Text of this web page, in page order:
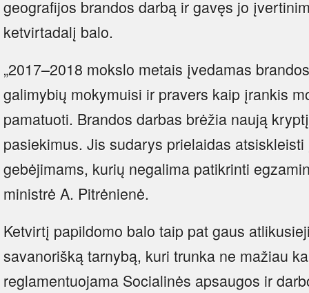
geografijos brandos darbą ir gavęs jo
ketvirtadalį balo.
„2017–2018 mokslo metais įvedamas
galimybių mokymuisi ir pravers kaip įrankis
pamatuoti. Brandos darbas brėžia naują
pasiekimus. Jis sudarys prielaidas
gebėjimams, kurių negalima patikrinti
ministrė A. Pitrėnienė.
Ketvirtį papildomo balo taip pat gaus
savanorišką tarnybą, kuri trunka ne mažiau
reglamentuojama Socialinės apsaugos ir